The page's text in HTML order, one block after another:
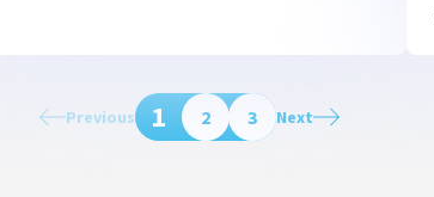
Previous 1 2 3 Next